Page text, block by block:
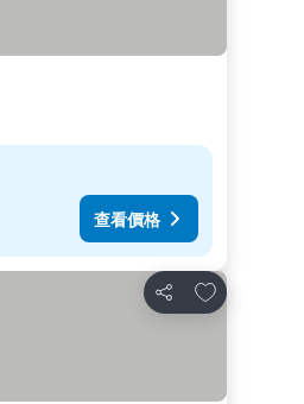
查看價格
分享
放到收藏夾